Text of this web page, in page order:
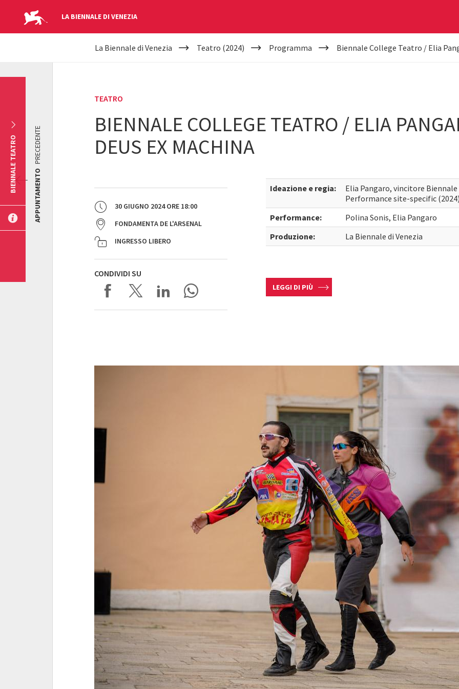
LA BIENNALE DI VENEZIA
YOUR
La Biennale di Venezia Teatro (2024) Programma Biennale College Teatro / Elia
TEATRO
BIENNALE COLLEGE TEATRO / ELIA
DEUS EX MACHINA
30 GIUGNO 2024ORE 18:00
FONDAMENTA DE L'ARSENAL
INGRESSO LIBERO
CONDIVIDI SU
Ideazione e regia:
Elia Pangaro, vincitore
Performance site-specific
Performance:
Polina Sonis, Elia Pangaro
Produzione:
La Biennale di Venezia
LEGGI DI PIÙ
APPUNTAMENTO
PRECEDENTE
BIENNALE TEATRO